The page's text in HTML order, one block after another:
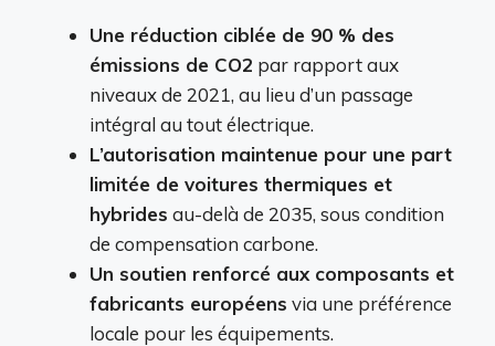
Une réduction ciblée de 90 % des
émissions de CO2 par rapport aux
niveaux de 2021, au lieu d’un passage
intégral au tout électrique.
L’autorisation maintenue pour une part
limitée de voitures thermiques et
hybrides au-delà de 2035, sous condition
de compensation carbone.
Un soutien renforcé aux composants et
fabricants européens via une préférence
locale pour les équipements.